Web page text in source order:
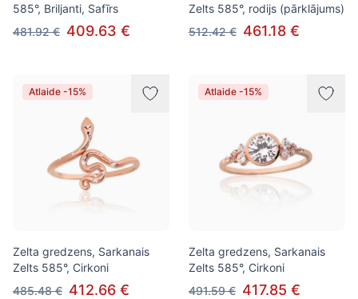
585°, Briljanti, Safīrs
481.92 € 409.63 €
Zelts 585°, rodijs (pārklājums)
512.42 € 461.18 €
Atlaide -15%
Zelta gredzens, Sarkanais
Zelts 585°, Cirkoni
485.48 € 412.66 €
Atlaide -15%
Zelta gredzens, Sarkanais
Zelts 585°, Cirkoni
491.59 € 417.85 €